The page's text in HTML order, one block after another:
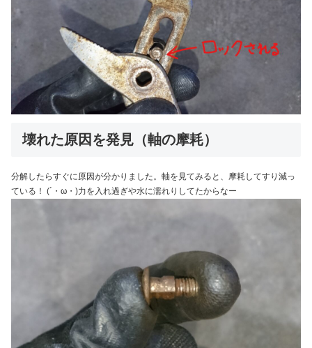
壊れた原因を発見（軸の摩耗）
分解したらすぐに原因が分かりました。軸を見てみると、摩耗してすり減っ
ている！ (´・ω・)力を入れ過ぎや水に濡れりしてたからなー